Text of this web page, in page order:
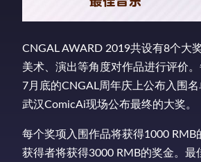
CNGAL AWARD 2019共设有8个大
美术、演出等角度对作品进行评价
7月底的CNGAL周年庆上公布入围
武汉ComicAi现场公布最终的大奖。
每个奖项入围作品将获得1000 RMB
获得者将获得3000 RMB的奖金。最